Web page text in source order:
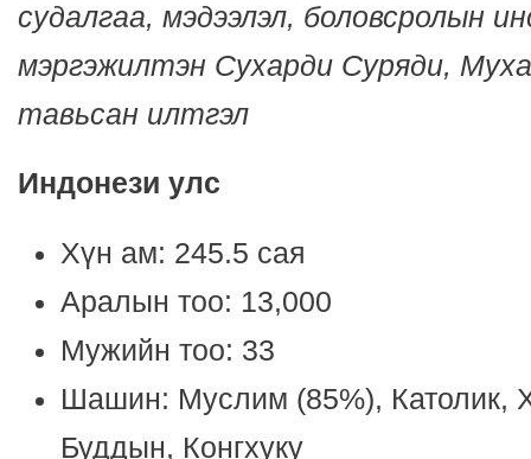
судалгаа, мэдээлэл, боловсролын
мэргэжилтэн Сухарди Суряди,
тавьсан илтгэл
Индонези улс
Хүн ам: 245.5 сая
Аралын тоо: 13,000
Мужийн тоо: 33
Шашин: Mуслим (85%), Католик,
Буддын, Конгхуку